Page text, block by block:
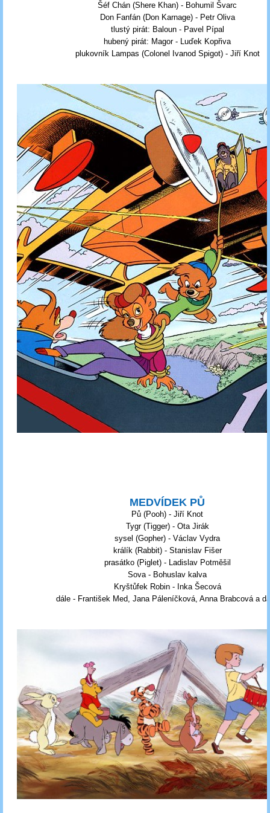
Šéf Chán (Shere Khan) - Bohumil Švarc
Don Fanfán (Don Karnage) - Petr Oliva
tlustý pirát: Baloun - Pavel Pípal
hubený pirát: Magor - Luďek Kopřiva
plukovník Lampas (Colonel Ivanod Spigot) - Jiří Knot
MEDVÍDEK PŮ
Pů (Pooh) - Jiří Knot
Tygr (Tigger) - Ota Jirák
sysel (Gopher) - Václav Vydra
králík (Rabbit) - Stanislav Fišer
prasátko (Piglet) - Ladislav Potměšil
Sova - Bohuslav kalva
Kryštůfek Robin - Inka Šecová
dále - František Med, Jana Páleníčková, Anna Brabcová a